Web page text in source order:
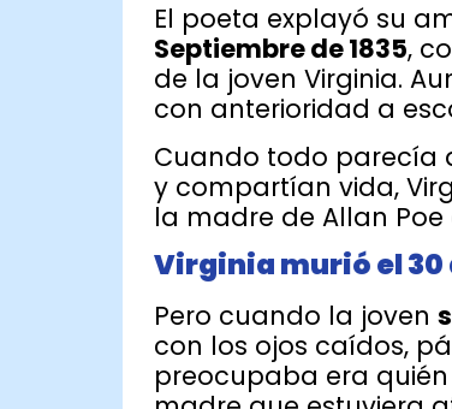
El poeta explayó su
Septiembre de 1835,
de la joven Virginia.
con anterioridad a
Cuando todo parecía
y compartían vida,
la madre de Allan
Virginia murió el 30
Pero cuando la joven
con los ojos caídos,
preocupaba era